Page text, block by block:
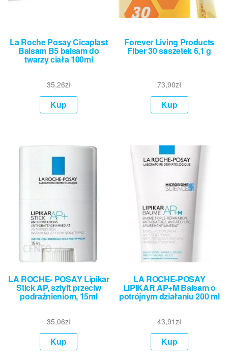
La Roche Posay Cicaplast
Balsam B5 balsam do
twarzy ciała 100ml
35,26zł
Kup
Forever Living Products
Fiber 30 saszetek 6,1 g
73,90zł
Kup
LA ROCHE- POSAY Lipikar
Stick AP, sztyft przeciw
podrażnieniom, 15ml
35,06zł
Kup
LA ROCHE-POSAY
LIPIKAR AP+M Balsam o
potrójnym działaniu 200 ml
43,91zł
Kup